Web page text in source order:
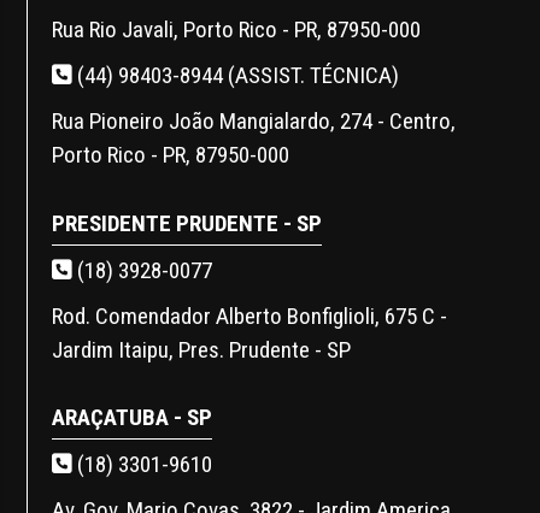
Rua Rio Javali, Porto Rico - PR, 87950-000
(44) 98403-8944 (ASSIST. TÉCNICA)
Rua Pioneiro João Mangialardo, 274 - Centro,
Porto Rico - PR, 87950-000
PRESIDENTE PRUDENTE - SP
(18) 3928-0077
Rod. Comendador Alberto Bonfiglioli, 675 C -
Jardim Itaipu, Pres. Prudente - SP
ARAÇATUBA - SP
(18) 3301-9610